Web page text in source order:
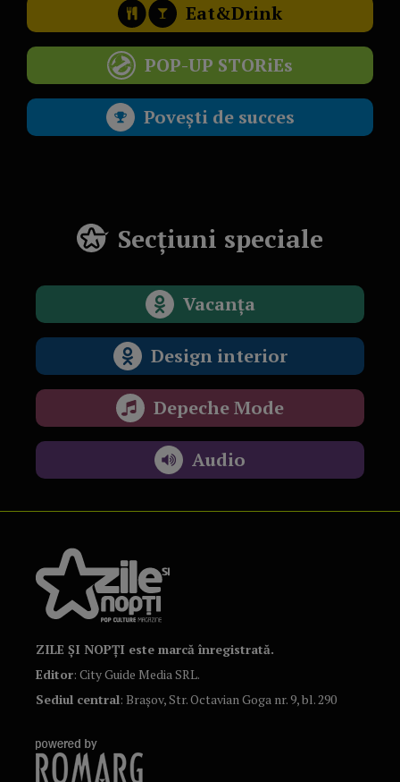
Eat&Drink
POP-UP STORiEs
Povești de succes
Secțiuni speciale
Vacanța
Design interior
Depeche Mode
Audio
ZILE ȘI NOPȚI este marcă înregistrată.
Editor: City Guide Media SRL.
Sediul central: Brașov, Str. Octavian Goga nr. 9, bl. 290